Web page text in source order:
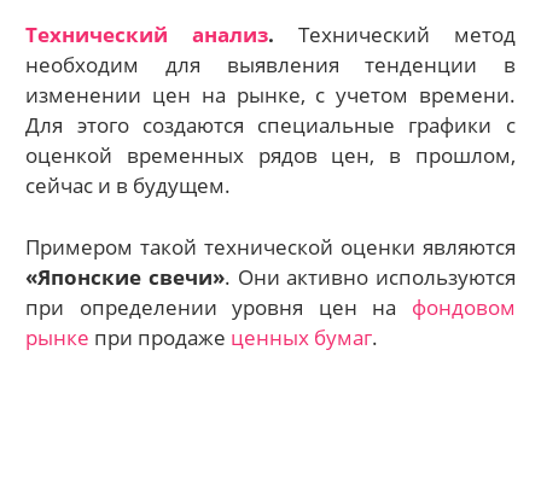
Технический анализ. Технический метод
необходим для выявления тенденции в
изменении цен на рынке, с учетом времени.
Для этого создаются специальные графики с
оценкой временных рядов цен, в прошлом,
сейчас и в будущем.
Примером такой технической оценки являются
«Японские свечи». Они активно используются
при определении уровня цен на фондовом
рынке при продаже ценных бумаг.